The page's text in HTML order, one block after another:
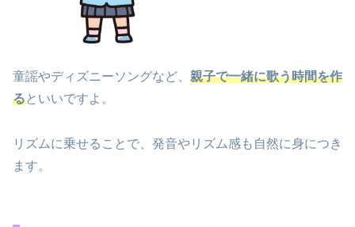
童謡やディズニーソングなど、 親子で一緒に歌う時間を作
るといいですよ。
リズムに乗せることで、発音やリズム感も自然に身につき
ます。